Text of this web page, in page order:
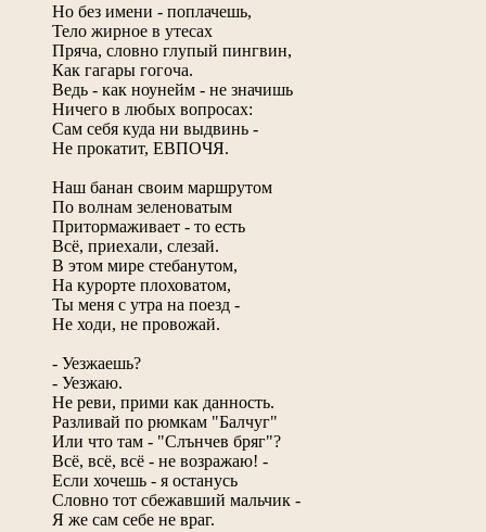
Но без имени - поплачешь,
Тело жирное в утесах
Пряча, словно глупый пингвин,
Как гагары гогоча.
Ведь - как ноунейм - не значишь
Ничего в любых вопросах:
Сам себя куда ни выдвинь -
Не прокатит, ЕВПОЧЯ.
Наш банан своим маршрутом
По волнам зеленоватым
Притормаживает - то есть
Всё, приехали, слезай.
В этом мире стебанутом,
На курорте плоховатом,
Ты меня с утра на поезд -
Не ходи, не провожай.
- Уезжаешь?
- Уезжаю.
Не реви, прими как данность.
Разливай по рюмкам "Балчуг"
Или что там - "Слънчев бряг"?
Всё, всё, всё - не возражаю! -
Если хочешь - я останусь
Словно тот сбежавший мальчик -
Я же сам себе не враг.